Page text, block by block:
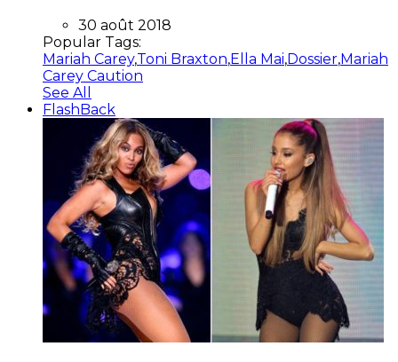
30 août 2018
Popular Tags:
Mariah Carey,Toni Braxton,Ella Mai,Dossier,Mariah
Carey Caution
See All
FlashBack